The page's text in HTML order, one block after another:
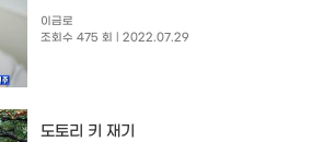
이금로
조회수 475 회
| 2022.07.29
도토리 키 재기